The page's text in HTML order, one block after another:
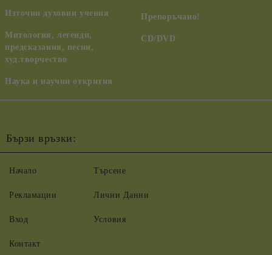
Източни духовни учения
Митология, легенди,
предсказания, песни,
худ.творчество
Наука и научни открития
Препоръчано!
CD/DVD
Бързи връзки:
Начало
Рекламации
Вход
Контакт
Търсене
Лични Данни
Условия